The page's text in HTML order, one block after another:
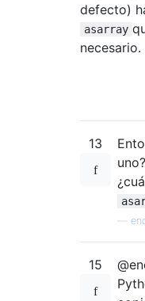
defecto)
asarray
necesario.
13
15